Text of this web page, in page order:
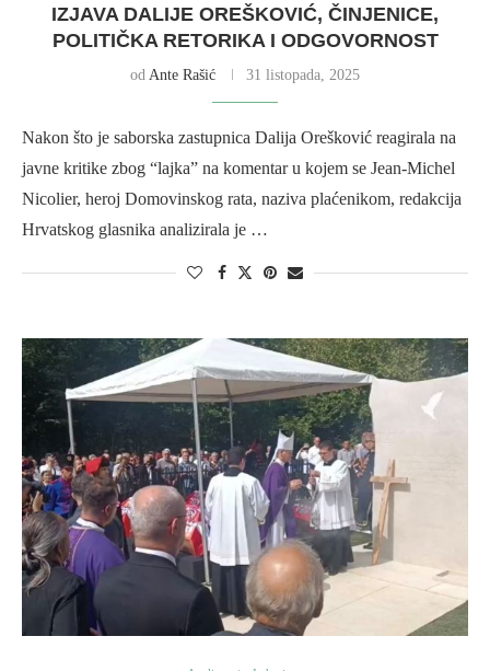
IZJAVA DALIJE OREŠKOVIĆ, ČINJENICE,
POLITIČKA RETORIKA I ODGOVORNOST
od Ante Rašić 31 listopada, 2025
Nakon što je saborska zastupnica Dalija Orešković reagirala na
javne kritike zbog “lajka” na komentar u kojem se Jean-Michel
Nicolier, heroj Domovinskog rata, naziva plaćenikom, redakcija
Hrvatskog glasnika analizirala je …